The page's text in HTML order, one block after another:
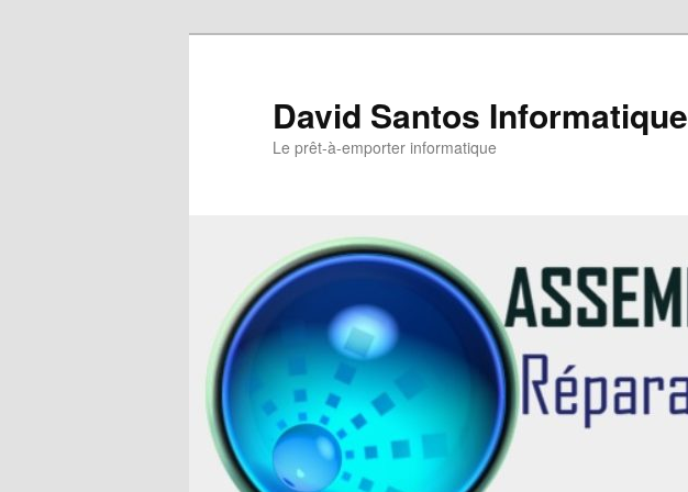
David Santos Informatique
Le prêt-à-emporter informatique